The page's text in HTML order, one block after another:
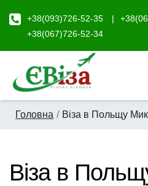
+38(093)726-52-35
+38(067)726-52-34
Головна Віза в Польщу
Віза в